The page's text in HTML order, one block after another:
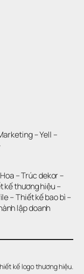
– Yell
– Trúc dekor
kế thương hiệu
– Thiết kế bao bì
lập doanh
kế logo thương hiệu.